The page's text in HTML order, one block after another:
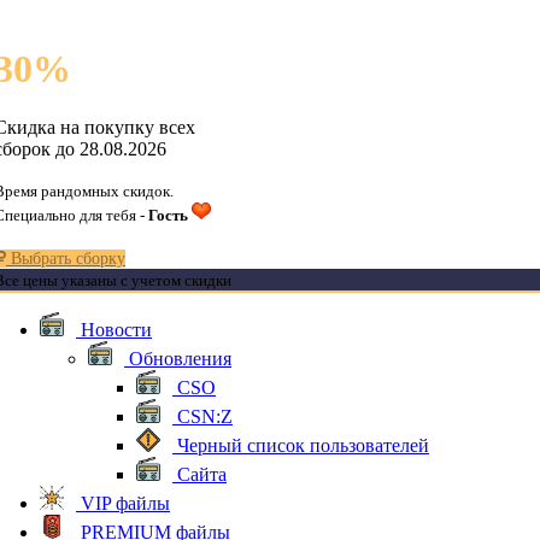
%
на покупку всех
до 28.08.2026
рандомных скидок.
для тебя - Гость
Выбрать сборку
цены указаны с учетом скидки
Новости
Обновления
CSO
CSN:Z
Черный список пользователей
Сайта
VIP файлы
PREMIUM файлы